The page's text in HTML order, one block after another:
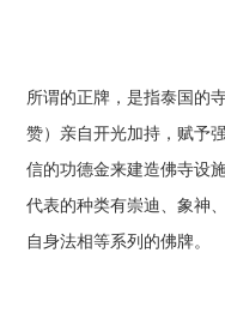
所谓的正牌，是指泰国的
赞）亲自开光加持，赋予
信的功德金来建造佛寺设
代表的种类有崇迪、象神
自身法相等系列的佛牌。